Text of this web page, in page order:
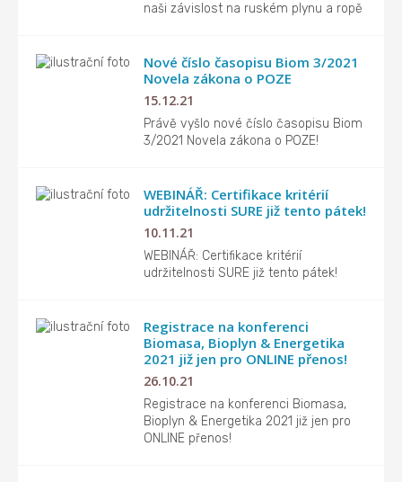
naši závislost na ruském plynu a ropě
Nové číslo časopisu Biom 3/2021
Novela zákona o POZE
15.12.21
Právě vyšlo nové číslo časopisu Biom
3/2021 Novela zákona o POZE!
WEBINÁŘ: Certifikace kritérií
udržitelnosti SURE již tento pátek!
10.11.21
WEBINÁŘ: Certifikace kritérií
udržitelnosti SURE již tento pátek!
Registrace na konferenci
Biomasa, Bioplyn & Energetika
2021 již jen pro ONLINE přenos!
26.10.21
Registrace na konferenci Biomasa,
Bioplyn & Energetika 2021 již jen pro
ONLINE přenos!